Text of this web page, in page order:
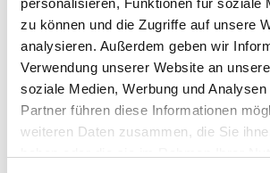
personalisieren, Funktionen für soziale
zu können und die Zugriffe auf unsere
analysieren. Außerdem geben wir
Verwendung unserer Website an
soziale Medien, Werbung und
Partner führen diese Informationen
weiteren Daten zusammen, die Sie
OG - Remscheid-Hasten
Unterhölderfelderstr. 50a
42857 Remscheid
OG - Remscheid e.V.
Hohenhagen 19pp
42855 Remscheid